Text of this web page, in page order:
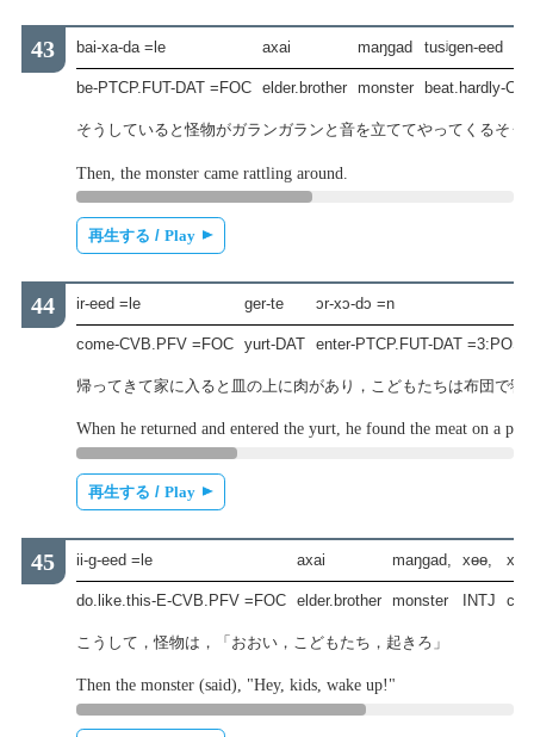
bai-xa-da =le axai maŋgad tusʲgen-eed
be-PTCP.FUT-DAT =FOC elder.brother monster beat.hardly-
そうしていると怪物がガランガランと音を立ててやってくるそう
Then, the monster came rattling around.
再生する /Play
ir-eed =le ger-te ɔr-xɔ-dɔ =n
come-CVB.PFV =FOC yurt-DAT enter-PTCP.FUT-DAT =3:POSS
帰ってきて家に入ると皿の上に肉があり，こどもたちは布団で寝
When he returned and entered the yurt, he found the meat on a
再生する /Play
ii-g-eed =le axai maŋgad, xɵɵ,
do.like.this-E-CVB.PFV =FOC elder.brother monster INTJ
こうして，怪物は，「おおい，こどもたち，起きろ」
Then the monster (said), "Hey, kids, wake up!"